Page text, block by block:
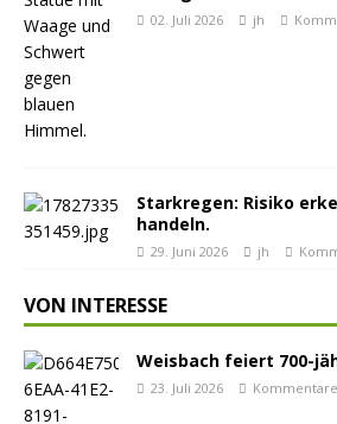
02. Juli 2026 jh
Starkregen: Risiko
handeln.
29. Juni 2026 jh
VON INTERESSE
Weisbach feiert 700-
23. Juli 2026